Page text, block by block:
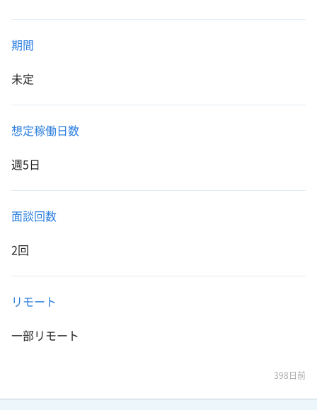
期間
未定
想定稼働日数
週5日
面談回数
2回
リモート
一部リモート
398日前